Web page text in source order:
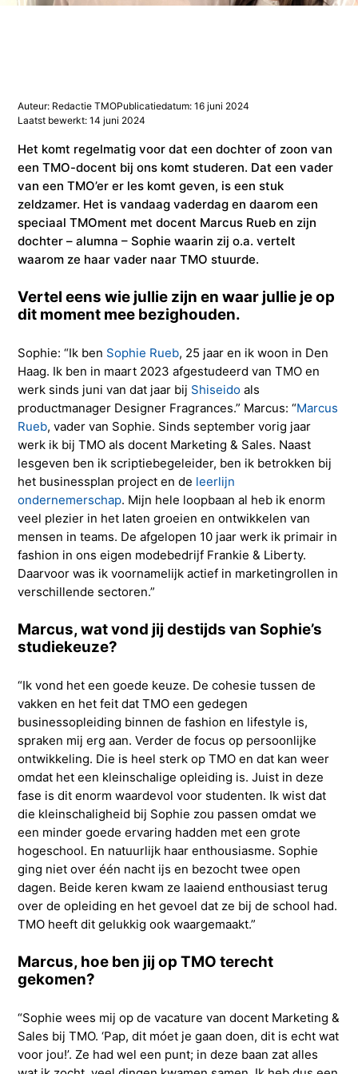
Algemene voorwaarden
Op kamers in Doorn
Studentenvereniging
Contactpersonen
Op kamers in Doorn
Studentenvereniging
Doorstromen van MBO naar HBO | Ad
Vacatures in fashion
Stagebedrijven
Samenwerkingspartners
Mijn TMO
Auteur: Redactie TMOPublicatiedatum: 16 juni 2024
Laatst bewerkt: 14 juni 2024
Het komt regelmatig voor dat een dochter of zoon van
een TMO-docent bij ons komt studeren. Dat een vader
van een TMO’er er les komt geven, is een stuk
zeldzamer. Het is vandaag vaderdag en daarom een
speciaal TMOment met docent Marcus Rueb en zijn
dochter – alumna – Sophie waarin zij o.a. vertelt
waarom ze haar vader naar TMO stuurde.
Vertel eens wie jullie zijn en waar jullie je op
dit moment mee bezighouden.
Sophie: “Ik ben Sophie Rueb, 25 jaar en ik woon in Den
Haag. Ik ben in maart 2023 afgestudeerd van TMO en
werk sinds juni van dat jaar bij Shiseido als
productmanager Designer Fragrances.” Marcus: “Marcus
Rueb, vader van Sophie. Sinds september vorig jaar
werk ik bij TMO als docent Marketing & Sales. Naast
lesgeven ben ik scriptiebegeleider, ben ik betrokken bij
het businessplan project en de leerlijn
ondernemerschap. Mijn hele loopbaan al heb ik enorm
veel plezier in het laten groeien en ontwikkelen van
mensen in teams. De afgelopen 10 jaar werk ik primair in
fashion in ons eigen modebedrijf Frankie & Liberty.
Daarvoor was ik voornamelijk actief in marketingrollen in
verschillende sectoren.”
Marcus, wat vond jij destijds van Sophie’s
studiekeuze?
“Ik vond het een goede keuze. De cohesie tussen de
vakken en het feit dat TMO een gedegen
businessopleiding binnen de fashion en lifestyle is,
spraken mij erg aan. Verder de focus op persoonlijke
ontwikkeling. Die is heel sterk op TMO en dat kan weer
omdat het een kleinschalige opleiding is. Juist in deze
fase is dit enorm waardevol voor studenten. Ik wist dat
die kleinschaligheid bij Sophie zou passen omdat we
een minder goede ervaring hadden met een grote
hogeschool. En natuurlijk haar enthousiasme. Sophie
ging niet over één nacht ijs en bezocht twee open
dagen. Beide keren kwam ze laaiend enthousiast terug
over de opleiding en het gevoel dat ze bij de school had.
TMO heeft dit gelukkig ook waargemaakt.”
Marcus, hoe ben jij op TMO terecht
gekomen?
“Sophie wees mij op de vacature van docent Marketing &
Sales bij TMO. ‘Pap, dit móet je gaan doen, dit is echt wat
voor jou!’. Ze had wel een punt; in deze baan zat alles